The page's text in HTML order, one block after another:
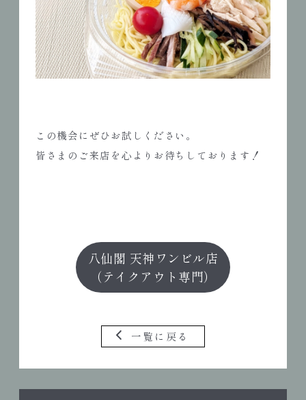
この機会にぜひお試しください。
皆さまのご来店を心よりお待ちしております！
八仙閣 天神ワンビル店
（テイクアウト専門）
一覧に戻る